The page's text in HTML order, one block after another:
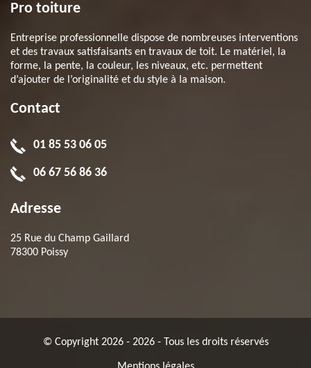
Pro toiture
Entreprise professionnelle dispose de nombreuses interventions
et des travaux satisfaisants en travaux de toit. Le matériel, la
forme, la pente, la couleur, les niveaux, etc. permettent
d’ajouter de l’originalité et du style à la maison.
Contact
01 85 53 06 05
06 67 56 86 36
Adresse
25 Rue du Champ Gaillard
78300 Poissy
© Copyright 2026 - 2026 - Tous les droits réservés